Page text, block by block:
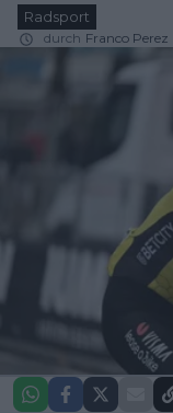
Radsport
durch Franco Perez